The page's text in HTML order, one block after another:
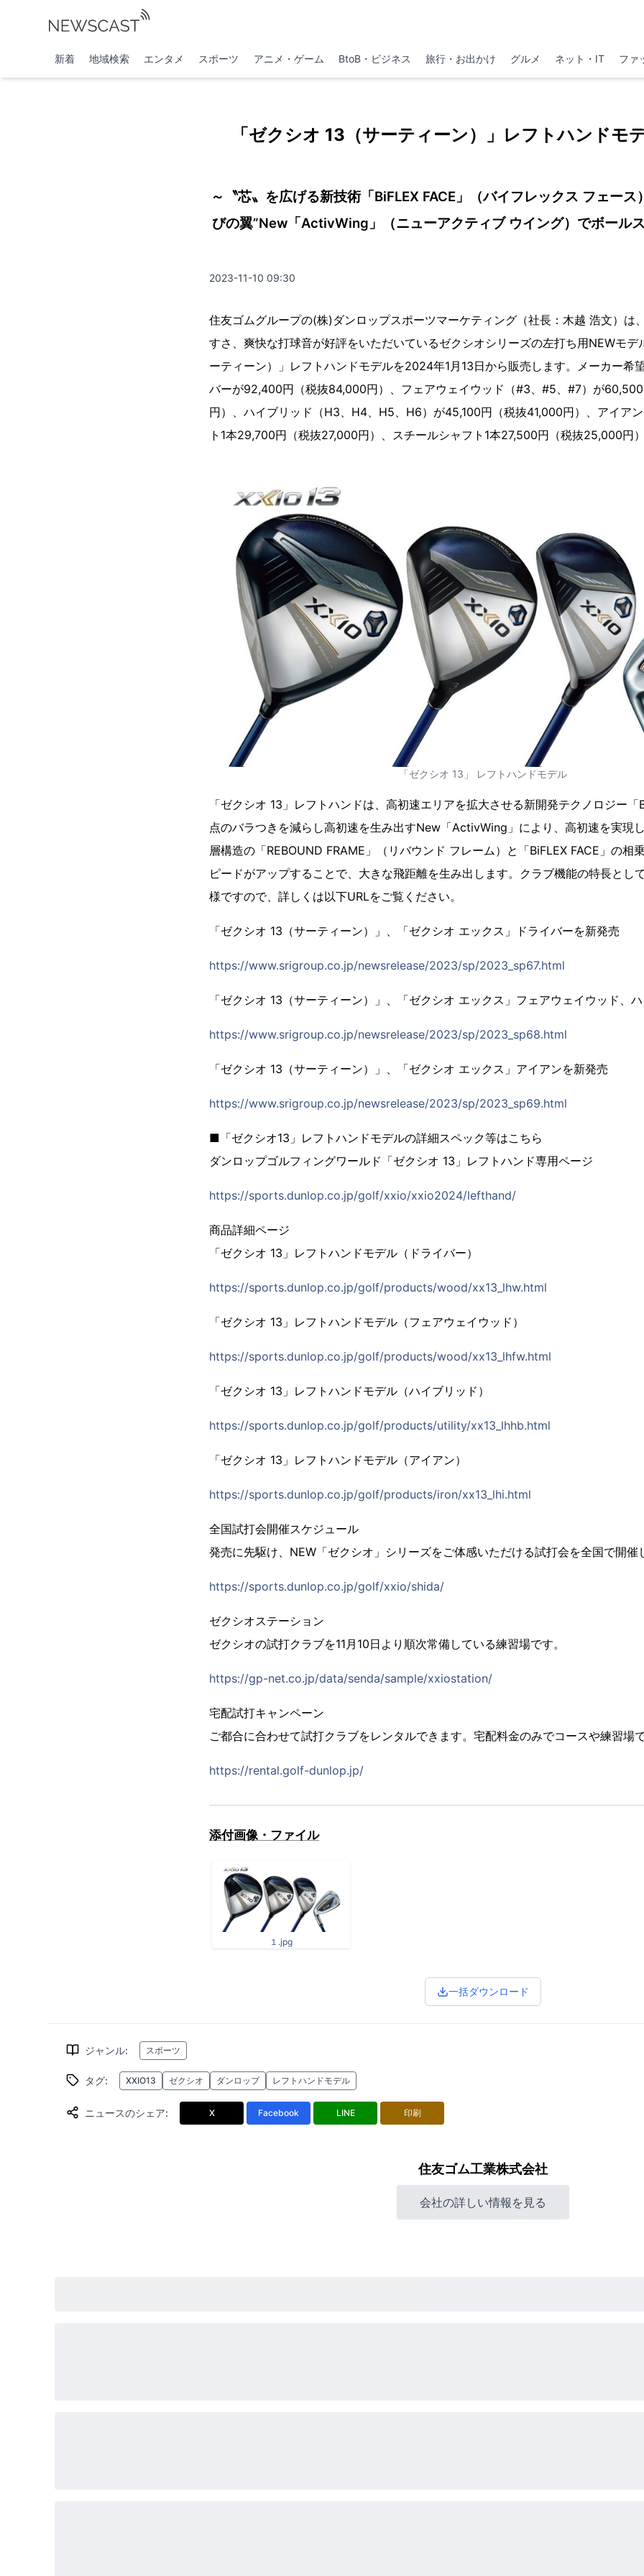
新着 地域検索 エンタメ スポーツ アニメ・ゲーム BtoB・ビジネス 旅行・お出かけ グルメ ネット・IT ファ
「ゼクシオ 13（サーティーン）」レフトハンドモ
～〝芯〟を広げる新技術「BiFLEX FACE」（バイフレックス フェース
びの翼”New「ActivWing」（ニューアクティブ ウイング）でボール
2023-11-10 09:30
住友ゴムグループの(株)ダンロップスポーツマーケティング（社長：木越 浩文）は
すさ、爽快な打球音が好評をいただいているゼクシオシリーズの左打ち用NEWモデ
ーティーン）」レフトハンドモデルを2024年1月13日から販売します。メーカー希
バーが92,400円（税抜84,000円）、フェアウェイウッド（#3、#5、#7）が
円）、ハイブリッド（H3、H4、H5、H6）が45,100円（税抜41,000円）、アイア
ト1本29,700円（税抜27,000円）、スチールシャフト1本27,500円（税抜25,000円
「ゼクシオ 13」 レフトハンドモデル
「ゼクシオ 13」レフトハンドは、高初速エリアを拡大させる新開発テクノロジー「
点のバラつきを減らし高初速を生み出すNew「ActivWing」により、高初速を実現
層構造の「REBOUND FRAME」（リバウンド フレーム）と「BiFLEX FACE」の相
ピードがアップすることで、大きな飛距離を生み出します。クラブ機能の特長とし
様ですので、詳しくは以下URLをご覧ください。
「ゼクシオ 13（サーティーン）」、「ゼクシオ エックス」ドライバーを新発売
https://www.srigroup.co.jp/newsrelease/2023/sp/2023_sp67.html
「ゼクシオ 13（サーティーン）」、「ゼクシオ エックス」フェアウェイウッド、
https://www.srigroup.co.jp/newsrelease/2023/sp/2023_sp68.html
「ゼクシオ 13（サーティーン）」、「ゼクシオ エックス」アイアンを新発売
https://www.srigroup.co.jp/newsrelease/2023/sp/2023_sp69.html
■「ゼクシオ13」レフトハンドモデルの詳細スペック等はこちら
ダンロップゴルフィングワールド「ゼクシオ 13」レフトハンド専用ページ
https://sports.dunlop.co.jp/golf/xxio/xxio2024/lefthand/
商品詳細ページ
「ゼクシオ 13」レフトハンドモデル（ドライバー）
https://sports.dunlop.co.jp/golf/products/wood/xx13_lhw.html
「ゼクシオ 13」レフトハンドモデル（フェアウェイウッド）
https://sports.dunlop.co.jp/golf/products/wood/xx13_lhfw.html
「ゼクシオ 13」レフトハンドモデル（ハイブリッド）
https://sports.dunlop.co.jp/golf/products/utility/xx13_lhhb.html
「ゼクシオ 13」レフトハンドモデル（アイアン）
https://sports.dunlop.co.jp/golf/products/iron/xx13_lhi.html
全国試打会開催スケジュール
発売に先駆け、NEW「ゼクシオ」シリーズをご体感いただける試打会を全国で開催
https://sports.dunlop.co.jp/golf/xxio/shida/
ゼクシオステーション
ゼクシオの試打クラブを11月10日より順次常備している練習場です。
https://gp-net.co.jp/data/senda/sample/xxiostation/
宅配試打キャンペーン
ご都合に合わせて試打クラブをレンタルできます。宅配料金のみでコースや練習場
https://rental.golf-dunlop.jp/
添付画像・ファイル
１.jpg
一括ダウンロード
ジャンル: スポーツ
タグ: XXIO13 ゼクシオ ダンロップ レフトハンドモデル
ニュースのシェア: X Facebook LINE 印刷
住友ゴム工業株式会社
会社の詳しい情報を見る